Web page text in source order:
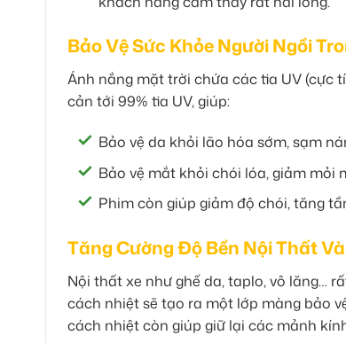
Bảo Vệ Sức Khỏe Người Ngồi
Ánh nắng mặt trời chứa các tia UV (cực
cản tới 99% tia UV, giúp:
Bảo vệ da khỏi lão hóa sớm, sạm
Bảo vệ mắt khỏi chói lóa, giảm mỏi
Phim còn giúp giảm độ chói, tăng
Tăng Cường Độ Bền Nội Thất
Nội thất xe như ghế da, taplo, vô lăng…
cách nhiệt sẽ tạo ra một lớp màng bảo
cách nhiệt còn giúp giữ lại các mảnh